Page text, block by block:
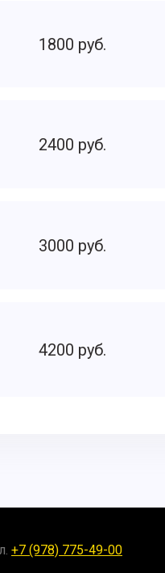
1800 руб.
2400 руб.
3000 руб.
4200 руб.
+7 (978) 775-49-00